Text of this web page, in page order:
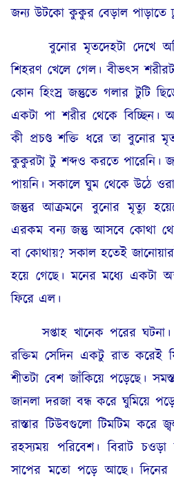
জন্য উটকো কুকুর বেড়াল পাড়াতে
বুনোর মৃতদেহটা দেখে
শিহরণ খেলে গেল। বীভৎস
কোন হিংস্র জন্তুতে গলার টুটি
একটা পা শরীর থেকে বিচ্ছিন।
কী প্রচণ্ড শক্তি ধরে তা বুনোর
কুকুরটা টু শব্দও করতে পারেনি।
পায়নি। সকালে ঘুম থেকে উঠে
জন্তুর আক্রমনে বুনোর মৃত্যু
এরকম বন্য জন্তু আসবে কোথা
বা কোথায়? সকাল হতেই
হয়ে গেছে। মনের মধ্যে একটা
ফিরে এল।
সপ্তাহ খানেক পরের ঘটনা।
রক্তিম সেদিন একটু রাত করেই
শীতটা বেশ জাঁকিয়ে পড়েছে।
জানলা দরজা বন্ধ করে ঘুমিয়ে
রাস্তার টিউবগুলো টিমটিম
রহস্যময় পরিবেশ। বিরাট চওড়া
সাপের মতো পড়ে আছে।